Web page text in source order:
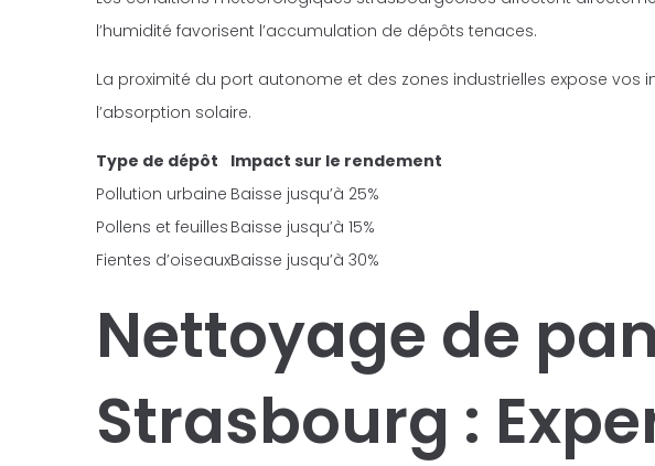
l’humidité favorisent l’accumulation de dépôts tenaces.
La proximité du port autonome et des zones industrielles expose vos
l’absorption solaire.
Type de dépôt
Impact sur le rendement
Pollution urbaine Baisse jusqu’à 25%
Pollens et feuilles Baisse jusqu’à 15%
Fientes d’oiseauxBaisse jusqu’à 30%
Nettoyage de
Strasbourg :